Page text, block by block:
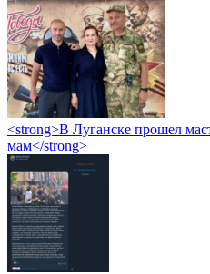
<strong>В Луганске прошел
мам</strong>